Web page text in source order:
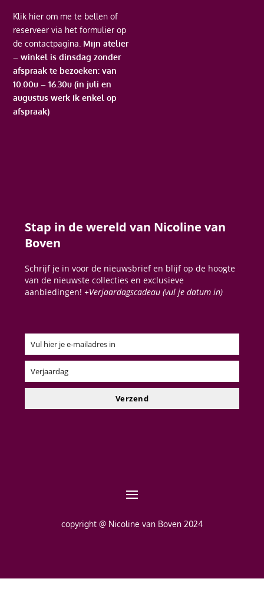
Klik hier om me te bellen of
reserveer via het formulier op
de contactpagina. Mijn atelier
– winkel is dinsdag zonder
afspraak te bezoeken: van
10.00u – 16.30u (in juli en
augustus werk ik enkel op
afspraak)
Stap in de wereld van Nicoline van
Boven
Schrijf je in voor de nieuwsbrief en blijf op de hoogte
van de nieuwste collecties en exclusieve
aanbiedingen!+Verjaardagscadeau (vul je datum in)
Email
Vul hier je e-mailadres in
Verjaardag
Verjaardag
Verzend
copyright @ Nicoline van Boven 2024